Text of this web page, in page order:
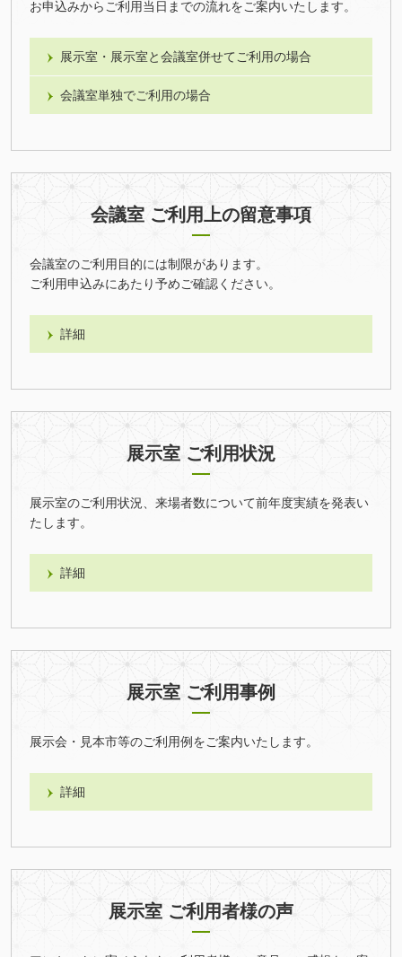
お申込みからご利用当日までの流れをご案内いたします。
展示室・展示室と会議室併せてご利用の場合
会議室単独でご利用の場合
会議室 ご利用上の留意事項
会議室のご利用目的には制限があります。
ご利用申込みにあたり予めご確認ください。
詳細
展示室 ご利用状況
展示室のご利用状況、来場者数について前年度実績を発表い
たします。
詳細
展示室 ご利用事例
展示会・見本市等のご利用例をご案内いたします。
詳細
展示室 ご利用者様の声